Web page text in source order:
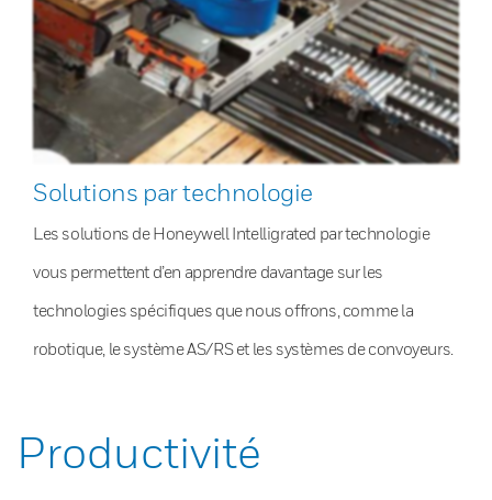
Solutions par technologie
Les solutions de Honeywell Intelligrated par technologie
vous permettent d’en apprendre davantage sur les
technologies spécifiques que nous offrons, comme la
robotique, le système AS/RS et les systèmes de convoyeurs.
Productivité